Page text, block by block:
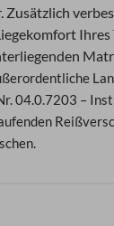
Zusätzlich
Ihres
04.0.7203 –